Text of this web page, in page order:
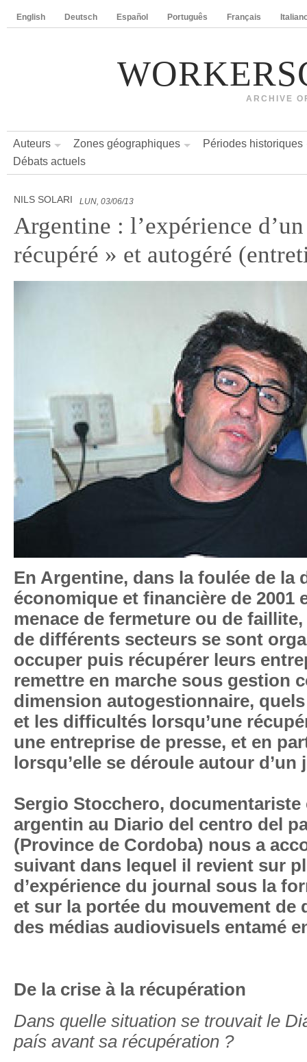
English Deutsch Español Português Français
ARCHIVE
Auteurs Zones géographiques
Périodes historiques
Débats actuels
NILS SOLARI LUN, 03/06/13
Argentine : l’expérience
récupéré » et autogéré
En Argentine, dans la foulée de la
économique et financière de 2001
menace de fermeture ou de
de différents secteurs se sont
occuper puis récupérer leurs
remettre en marche sous gestion
dimension autogestionnaire,
et les difficultés lorsqu’une
une entreprise de presse, et en
lorsqu’elle se déroule autour d’un
Sergio Stocchero,
argentin au Diario del centro del
(Province de Cordoba) nous a
suivant dans lequel il revient sur
d’expérience du journal sous la
et sur la portée du mouvement de
des médias audiovisuels entamé
De la crise à la récupération
Dans quelle situation se trouvait le
país avant sa récupération ?